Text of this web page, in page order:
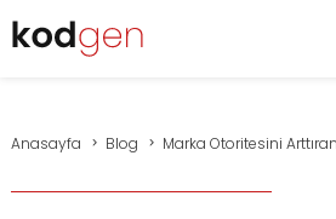
Anasayfa Blog Marka Otoritesini